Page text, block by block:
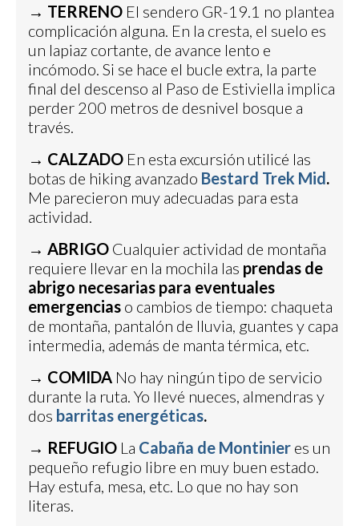
→ TERRENO El sendero GR-19.1 no plantea
complicación alguna. En la cresta, el suelo es
un lapiaz cortante, de avance lento e
incómodo. Si se hace el bucle extra, la parte
final del descenso al Paso de Estiviella implica
perder 200 metros de desnivel bosque a
través.
→ CALZADO En esta excursión utilicé las
botas de hiking avanzado Bestard Trek Mid.
Me parecieron muy adecuadas para esta
actividad.
→ ABRIGO Cualquier actividad de montaña
requiere llevar en la mochila las prendas de
abrigo necesarias para eventuales
emergencias o cambios de tiempo: chaqueta
de montaña, pantalón de lluvia, guantes y capa
intermedia, además de manta térmica, etc.
→ COMIDA No hay ningún tipo de servicio
durante la ruta. Yo llevé nueces, almendras y
dos barritas energéticas.
→ REFUGIO La Cabaña de Montinier es un
pequeño refugio libre en muy buen estado.
Hay estufa, mesa, etc. Lo que no hay son
literas.